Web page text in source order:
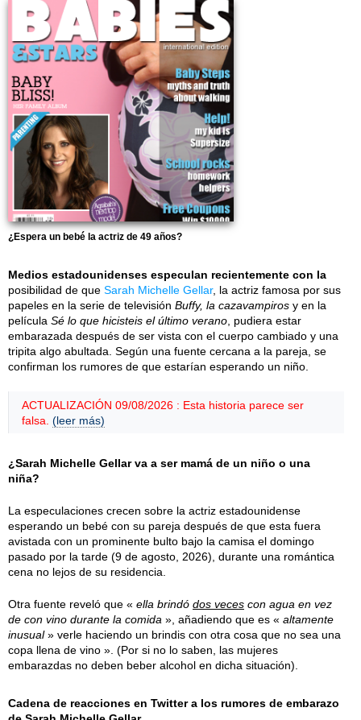
¿Espera un bebé la actriz de 49 años?
Medios estadounidenses especulan recientemente con la
posibilidad de que Sarah Michelle Gellar, la actriz famosa por sus
papeles en la serie de televisión Buffy, la cazavampiros y en la
película Sé lo que hicisteis el último verano , pudiera estar
embarazada después de ser vista con el cuerpo cambiado y una
tripita algo abultada. Según una fuente cercana a la pareja, se
confirman los rumores de que estarían esperando un niño.
ACTUALIZACIÓN 09/08/2026 : Esta historia parece ser
falsa. (leer más)
¿Sarah Michelle Gellar va a ser mamá de un niño o una
niña?
La especulaciones crecen sobre la actriz estadounidense
esperando un bebé con su pareja después de que esta fuera
avistada con un prominente bulto bajo la camisa el domingo
pasado por la tarde (9 de agosto, 2026), durante una romántica
cena no lejos de su residencia.
Otra fuente reveló que « ella brindó dos veces con agua en vez
de con vino durante la comida », añadiendo que es « altamente
inusual» verle haciendo un brindis con otra cosa que no sea una
copa llena de vino ». (Por si no lo saben, las mujeres
embarazdas no deben beber alcohol en dicha situación).
Cadena de reacciones en Twitter a los rumores de embarazo